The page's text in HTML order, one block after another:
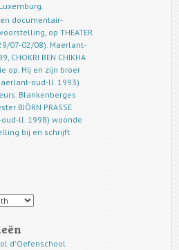
documentair-
op THEATER
07-02/08). Maerlant-
CHOKRI BEN CHIKHA
op. Hij en zijn broer
oud-ll. 1993)
Blankenberges
BJÖRN PRASSE
ll. 1998) woonde
bij en schrijft
d'Oefenschool